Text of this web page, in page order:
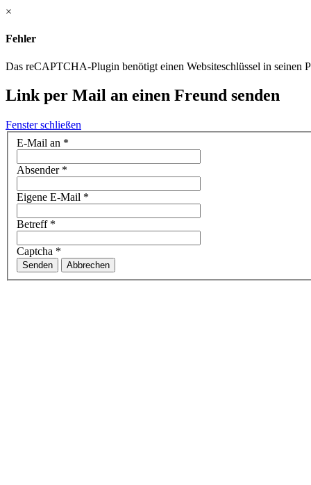
×
Fehler
Das reCAPTCHA-Plugin benötigt einen Websiteschlüssel in seinen
Link per Mail an einen Freund senden
Fenster schließen
E-Mail an *
Absender*
Eigene E-Mail *
Betreff*
Captcha *
Senden Abbrechen